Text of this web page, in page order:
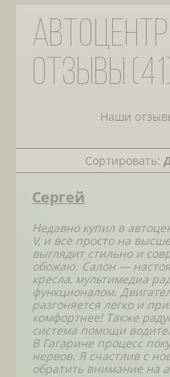
отзывы
Наши
Сортировать:
Сергей
Недавно купил в
V, и все просто на
выглядит стильно и
обожаю. Салон —
кресла, мультимедиа
функционалом.
разгоняется легко и
комфортнее! Также
система помощи
В Гагарине процесс
нервов. Я счастлив с
обратить внимание на